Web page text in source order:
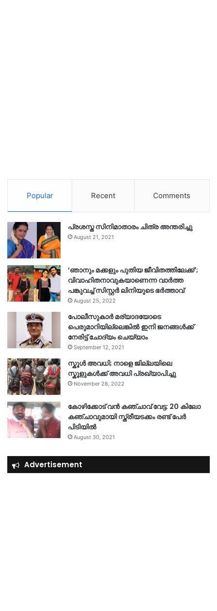
Popular Recent Comments
പ്രശസ്ത സിനിമാതാരം ചിത്ര അന്തരിച്ചു
August 21, 2021
‘ഞാനും മക്കളും പുതിയ ജീവിതത്തിലേക്ക്’;
വിവാഹിതനാവുകയാണെന്ന വാർത്ത
പങ്കുവച്ച് സിസ്റ്റർ ലിനിയുടെ ഭർത്താവ്
August 25, 2022
പോലീസുകാര്‍ മര്യാദയോടെ
പെരുമാറിയില്ലെങ്കില്‍ ഇനി ജനങ്ങള്‍ക്ക്
നേരിട്ട് ചോദ്യം ചെയ്യാം
September 12, 2021
സ്കൂൾ അവധി; നാളെ ജില്ലയിലെ
സ്കൂളുകൾക്ക് അവധി പ്രഖ്യാപിച്ചു
November 28, 2022
കോഴിക്കോട് വൻ കഞ്ചാവ് വേട്ട: 20 കിലോ
കഞ്ചാവുമായി സ്ത്രീയടക്കം രണ്ട് പേർ
പിടിയിൽ
August 30, 2021
Advertisement